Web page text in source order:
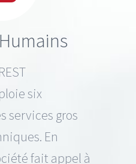
six
services gros
En
fait appel à